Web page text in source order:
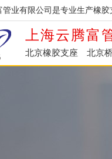
管业有限公司是专业生产橡
上海云腾富
北京橡胶支座 北京